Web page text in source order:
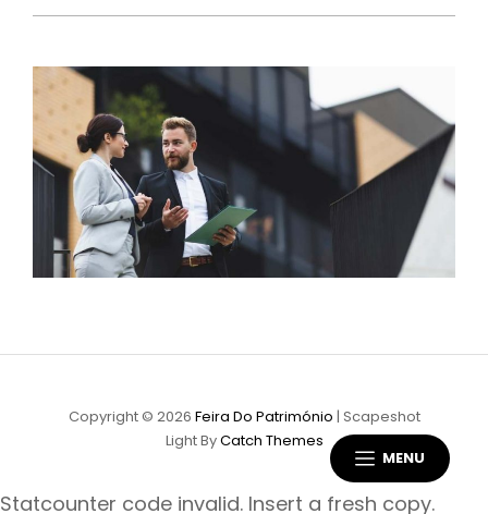
MENU
Copyright © 2026 Feira Do Património | Scapeshot
Light ByCatch Themes
Statcounter code invalid. Insert a fresh copy.